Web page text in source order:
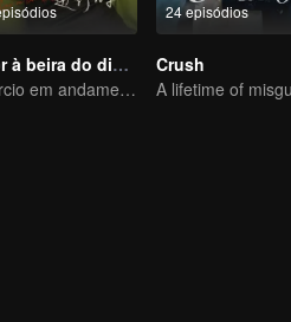
Amor à beira do divórcio
Divórcio em andamento, paixão no momento certo
24 episódios
Crush